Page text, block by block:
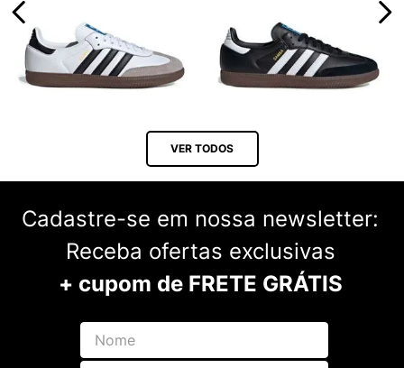
VER TODOS
Cadastre-se em nossa newsletter:
Receba ofertas exclusivas
+ cupom de FRETE GRÁTIS